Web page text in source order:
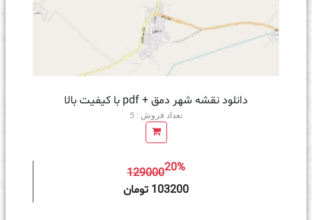
دانلود نقشه شهر دمق + pdf با کیفیت بالا
تعداد فروش : 5
12900020%
103200 تومان